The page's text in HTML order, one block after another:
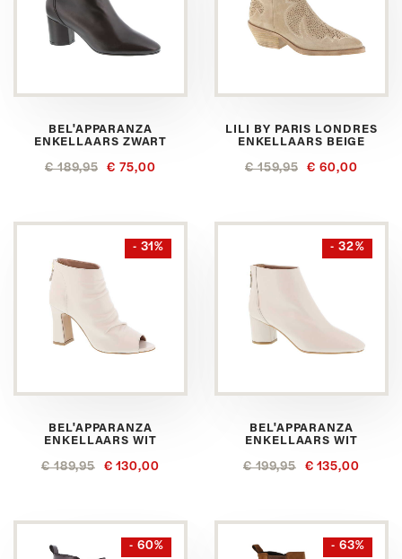
BEL'APPARANZA
ENKELLAARS ZWART
€ 189,95 € 75,00
LILI BY PARIS LONDRES
ENKELLAARS BEIGE
€ 159,95 € 60,00
- 31%
BEL'APPARANZA
ENKELLAARS WIT
€ 189,95 € 130,00
- 32%
BEL'APPARANZA
ENKELLAARS WIT
€ 199,95 € 135,00
- 60% - 63%